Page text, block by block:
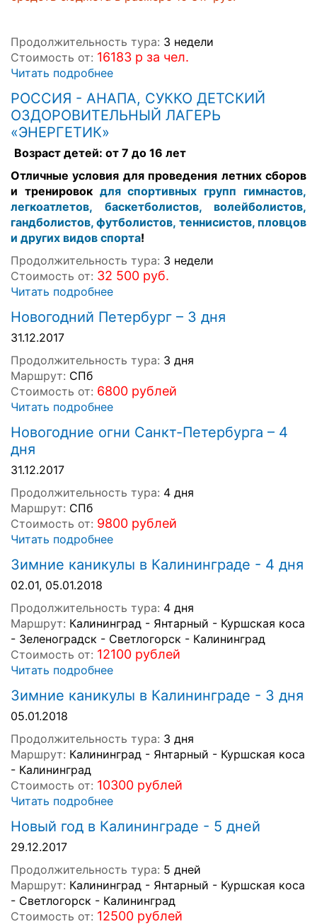
Продолжительность тура: 3 недели
Стоимость от: 16183 р за чел.
Читать подробнее
РОССИЯ - АНАПА, СУККО ДЕТСКИЙ
ОЗДОРОВИТЕЛЬНЫЙ ЛАГЕРЬ
«ЭНЕРГЕТИК»
Возраст детей: от 7 до 16 лет
Отличные условия для проведения летних сборов
и тренировок для спортивных групп гимнастов,
легкоатлетов, баскетболистов, волейболистов,
гандболистов, футболистов, теннисистов, пловцов
и других видов спорта!
Продолжительность тура: 3 недели
Стоимость от: 32 500 руб.
Читать подробнее
Новогодний Петербург – 3 дня
31.12.2017
Продолжительность тура: 3 дня
Маршрут: СПб
Стоимость от: 6800 рублей
Читать подробнее
Новогодние огни Санкт-Петербурга – 4
дня
31.12.2017
Продолжительность тура: 4 дня
Маршрут: СПб
Стоимость от: 9800 рублей
Читать подробнее
Зимние каникулы в Калининграде - 4 дня
02.01, 05.01.2018
Продолжительность тура: 4 дня
Маршрут: Калининград - Янтарный - Куршская коса
- Зеленоградск - Светлогорск - Калининград
Стоимость от: 12100 рублей
Читать подробнее
Зимние каникулы в Калининграде - 3 дня
05.01.2018
Продолжительность тура: 3 дня
Маршрут: Калининград - Янтарный - Куршская коса
- Калининград
Стоимость от: 10300 рублей
Читать подробнее
Новый год в Калининграде - 5 дней
29.12.2017
Продолжительность тура: 5 дней
Маршрут: Калининград - Янтарный - Куршская коса
- Светлогорск - Калининград
Стоимость от: 12500 рублей